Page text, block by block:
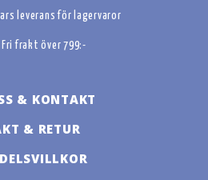
leverans för lagervaror
Fri frakt över 799:-
& KONTAKT
& RETUR